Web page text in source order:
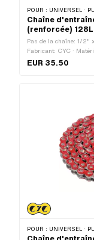
POUR : UNIVERSEL · PUCH · SACHS · PONY /
Chaîne
(renforcée) 128L
Pas de la chaîne: 1/2"
Fabricant: CYC ·
or · Nombre de
EUR 35.50
POUR : UNIVERSEL · PUCH · SACHS · PONY /